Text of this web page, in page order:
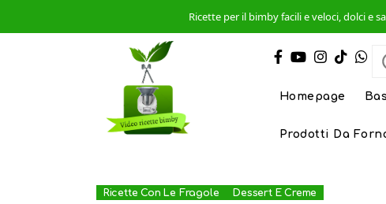
Ricette per il bimby facili e veloci, dolci e
Homepage
Prodotti Da
Ricette Con Le Fragole Dessert E Creme